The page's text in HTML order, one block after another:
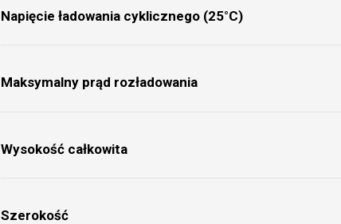
Napięcie ładowania cyklicznego (25°C)
Maksymalny prąd rozładowania
Wysokość całkowita
Szerokość